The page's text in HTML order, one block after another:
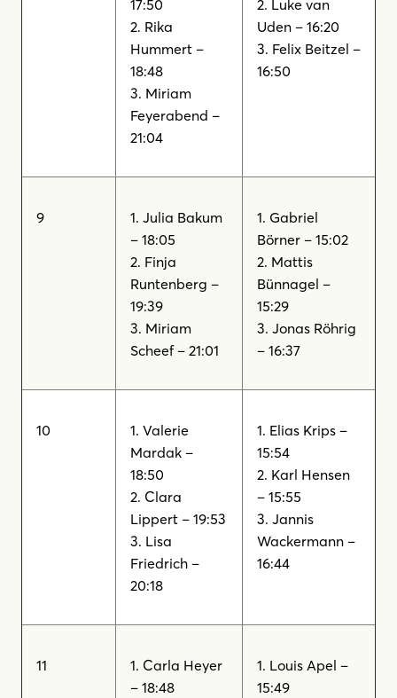
17:50
2. Rika
Hummert –
18:48
3. Miriam
Feyerabend –
21:04
2. Luke van
Uden – 16:20
3. Felix Beitzel –
16:50
9
1. Julia Bakum
– 18:05
2. Finja
Runtenberg –
19:39
3. Miriam
Scheef – 21:01
1. Gabriel
Börner – 15:02
2. Mattis
Bünnagel –
15:29
3. Jonas Röhrig
– 16:37
10
1. Valerie
Mardak –
18:50
2. Clara
Lippert – 19:53
3. Lisa
Friedrich –
20:18
1. Elias Krips –
15:54
2. Karl Hensen
– 15:55
3. Jannis
Wackermann –
16:44
11
1. Carla Heyer
– 18:48
1. Louis Apel –
15:49